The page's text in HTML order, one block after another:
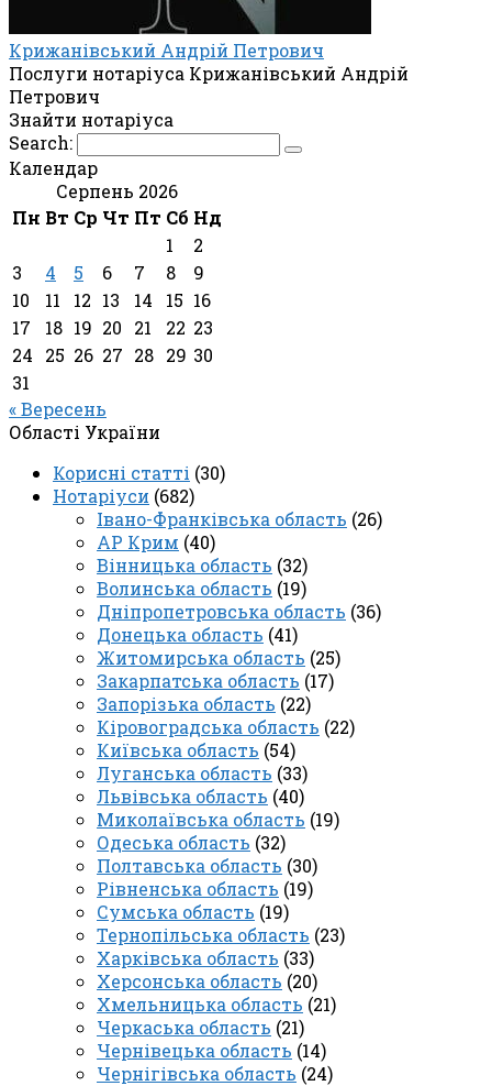
Крижанівський Андрій Петрович
Послуги нотаріуса Крижанівський Андрій
Петрович
Знайти нотаріуса
Search:
Календар
Серпень 2026
Пн Вт Ср Чт Пт Сб Нд
1
2
3
4 5 6 7 8
9
10
11 12 13 14 15 16
17
18 19 20 21 22 23
24
25 26 27 28 29 30
31
« Вересень
Області України
Корисні статті (30)
Нотаріуси (682)
Івано-Франківська область (26)
АР Крим (40)
Вінницька область (32)
Волинська область (19)
Дніпропетровська область (36)
Донецька область (41)
Житомирська область (25)
Закарпатська область (17)
Запорізька область (22)
Кіровоградська область (22)
Київська область (54)
Луганська область (33)
Львівська область (40)
Миколаївська область (19)
Одеська область (32)
Полтавська область (30)
Рівненська область (19)
Сумська область (19)
Тернопільська область (23)
Харківська область (33)
Херсонська область (20)
Хмельницька область (21)
Черкаська область (21)
Чернівецька область (14)
Чернігівська область (24)